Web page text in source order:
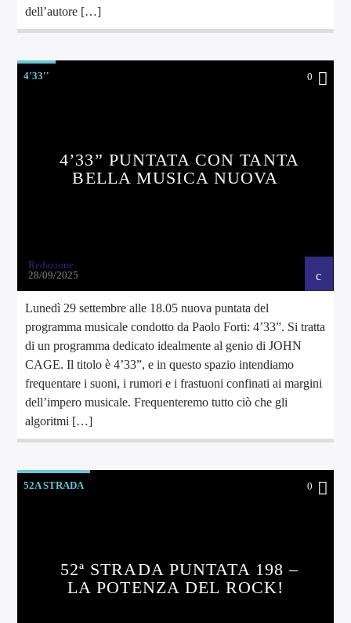
dell’autore […]
4'33'' 0
4’33” PUNTATA CON TANTA
BELLA MUSICA NUOVA
Redazione
28/09/2025
Lunedì 29 settembre alle 18.05 nuova puntata del
programma musicale condotto da Paolo Forti: 4’33”. Si tratta
di un programma dedicato idealmente al genio di JOHN
CAGE. Il titolo è 4’33”, e in questo spazio intendiamo
frequentare i suoni, i rumori e i frastuoni confinati ai margini
dell’impero musicale. Frequenteremo tutto ciò che gli
algoritmi […]
52A STRADA 0
52ª STRADA PUNTATA 198 –
LA POTENZA DEL ROCK!